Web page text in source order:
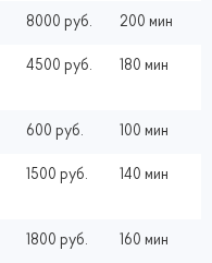
8000 руб. 200 мин
4500 руб. 180 мин
600 руб. 100 мин
1500 руб. 140 мин
1800 руб. 160 мин